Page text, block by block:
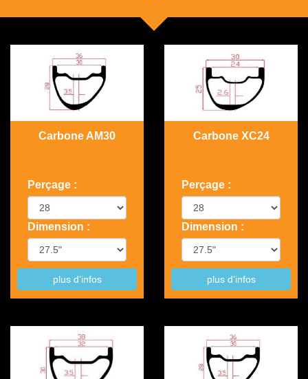
Carbone AM30
Perçage :
Dimension :
plus d'infos
Carbone XC24
Perçage :
Dimension :
plus d'infos